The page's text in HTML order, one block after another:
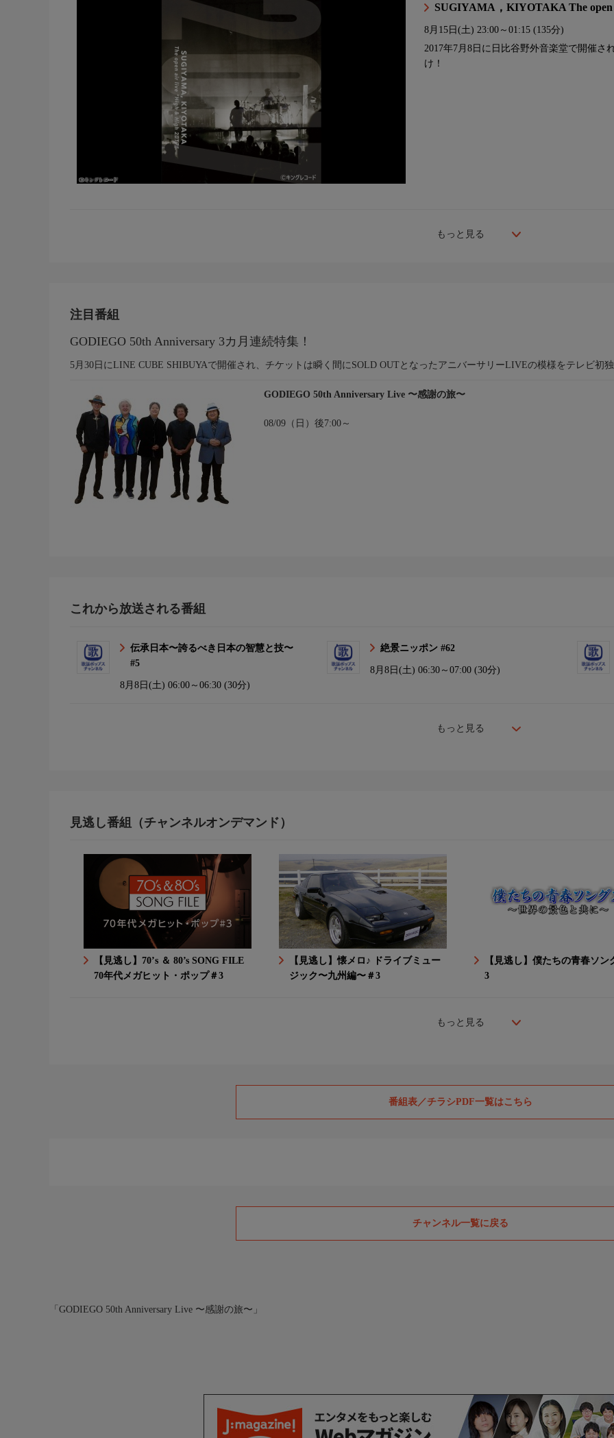
SUGIYAMA，KIYOTAKA The
8月15日(土) 23:00～01:15 (135分)
2017年7月8日に日比谷野外音楽堂で開催さ
け！
もっと見る
注目番組
GODIEGO 50th Anniversary 3カ月連続特集！
5月30日にLINE CUBE SHIBUYAで開催され、チケットは瞬く間にSOLD OUTとなったアニバーサリーLIVEの模様をテレビ初独
GODIEGO 50th Anniversary Live 〜感謝の旅〜
08/09（日）後7:00～
これから放送される番組
伝承日本〜誇るべき日本の智慧と技〜
#5
8月8日(土) 06:00～06:30 (30分)
絶景ニッポン #62
8月8日(土) 06:30～07:00 (30分)
もっと見る
見逃し番組（チャンネルオンデマンド）
【見逃し】70’s ＆ 80’s SONG FILE
70年代メガヒット・ポップ＃3
【見逃し】懐メロ♪ ドライブミュー
ジック〜九州編〜＃3
【見逃し】僕たちの青春ソン
3
もっと見る
番組表／チラシPDF一覧はこちら
チャンネル一覧に戻る
「GODIEGO 50th Anniversary Live 〜感謝の旅〜」